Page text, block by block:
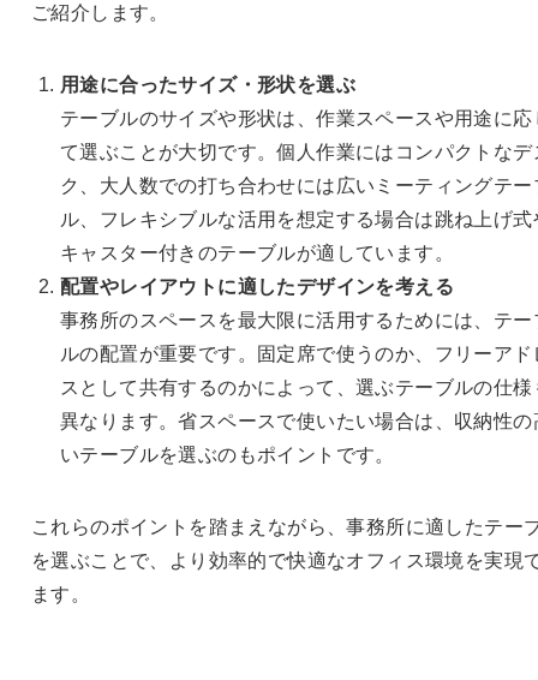
ご紹介します。
用途に合ったサイズ・形状を選ぶ
テーブルのサイズや形状は、作業スペースや用途に応
て選ぶことが大切です。個人作業にはコンパクトなデ
ク、大人数での打ち合わせには広いミーティングテー
ル、フレキシブルな活用を想定する場合は跳ね上げ式
キャスター付きのテーブルが適しています。
配置やレイアウトに適したデザインを考える
事務所のスペースを最大限に活用するためには、テー
ルの配置が重要です。固定席で使うのか、フリーアド
スとして共有するのかによって、選ぶテーブルの仕様
異なります。省スペースで使いたい場合は、収納性の
いテーブルを選ぶのもポイントです。
これらのポイントを踏まえながら、事務所に適したテー
を選ぶことで、より効率的で快適なオフィス環境を実現
ます。